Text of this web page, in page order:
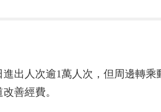
出人次逾1萬人次，但周邊轉
善經費。